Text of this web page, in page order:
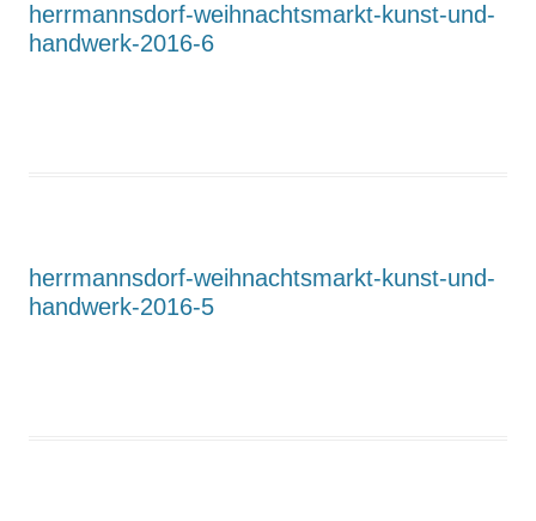
herrmannsdorf-weihnachtsmarkt-kunst-und-
handwerk-2016-6
herrmannsdorf-weihnachtsmarkt-kunst-und-
handwerk-2016-5